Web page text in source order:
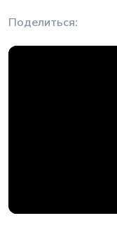
Поделиться: